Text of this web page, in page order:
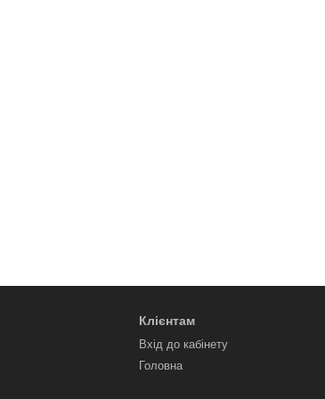
Клієнтам
Вхід до кабінету
Головна